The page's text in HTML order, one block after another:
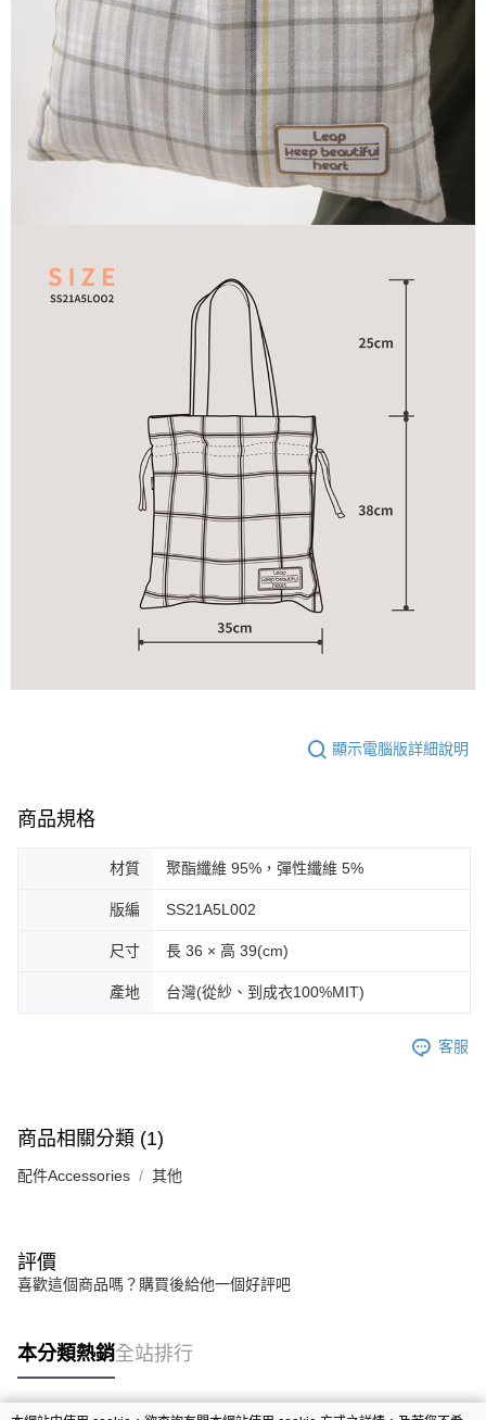
顯示電腦版詳細說明
商品規格
材質 聚酯纖維 95%，彈性纖維 5%
版編 SS21A5L002
尺寸 長 36 × 高 39(cm)
產地 台灣(從紗、到成衣100%MIT)
客服
商品相關分類 (1)
配件Accessories 其他
評價
喜歡這個商品嗎？購買後給他一個好評吧
本分類熱銷全站排行